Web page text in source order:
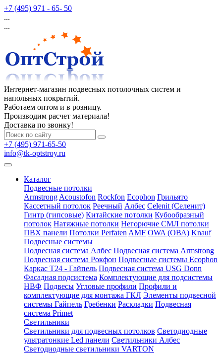
+7 (495) 971 - 65- 50
...
...
Интернет-магазин подвесных потолочных систем и
напольных покрытий.
Работаем оптом и в розницу.
Производим расчет материала!
Доставка по звонку!
+7 (495) 971-65-50
info@tk-optstroy.ru
Каталог
Подвесные потолки
Armstrong Acoustofon Rockfon Ecophon Грильято
Кассетный потолок Реечный Албес Celenit (Селенит)
Гинтр (гипсовые) Китайские потолки Кубообразный
потолок Натяжные потолки Негорючие СМЛ потолки
ПВХ панели Потолки Perfaten AMF OWA (ОВА) Knauf
Подвесные системы
Подвесная система Албес Подвесная система Armstrong
Подвесная система Рокфон Подвесные системы Ecophon
Каркас Т24 - Гайпель Подвесная система USG Donn
Фасадная подсистема Комплектующие для подсистемы
НВФ Подвесы Угловые профили Профили и
комплектующие для монтажа ГКЛ Элементы подвесной
системы Гайпель Гребенки Раскладки Подвесная
система Primet
Светильники
Светильники для подвесных потолков Светодиодные
ультратонкие Led панели Светильники Албес
Светодиодные светильники VARTON